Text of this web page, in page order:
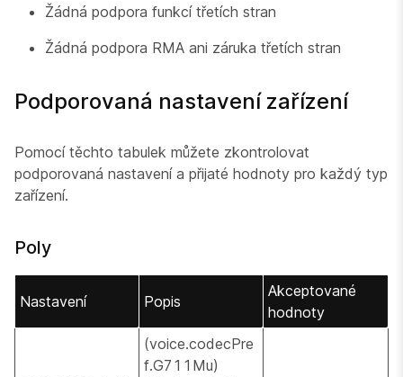
Žádná podpora funkcí třetích stran
Žádná podpora RMA ani záruka třetích stran
Podporovaná nastavení zařízení
Pomocí těchto tabulek můžete zkontrolovat
podporovaná nastavení a přijaté hodnoty pro každý typ
zařízení.
Poly
Nastavení Popis
Akceptované
hodnoty
(voice.codecPre
f.G711Mu)